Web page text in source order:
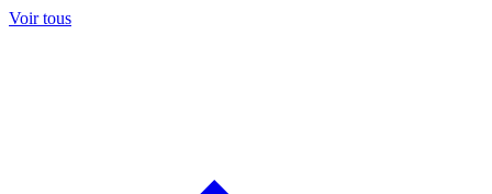
Voir tous